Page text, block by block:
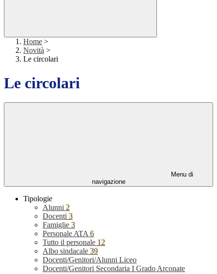
Home >
Novità >
Le circolari
Le circolari
Menu di
navigazione
Tipologie
Alunni 2
Docenti 3
Famiglie 3
Personale ATA 6
Tutto il personale 12
Albo sindacale 39
Docenti/Genitori/Alunni Liceo
Docenti/Genitori Secondaria I Grado Arconate